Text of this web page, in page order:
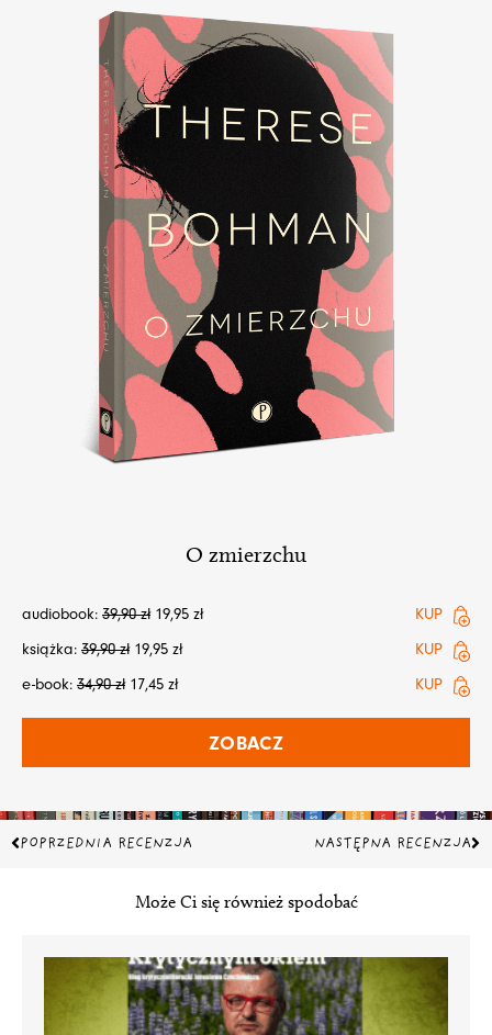
O zmierzchu
audiobook: 39,90zł 19,95 zł
KUP
książka: 39,90zł 19,95 zł
KUP
e-book: 34,90zł 17,45 zł KUP
ZOBACZ
Prev
POPRZEDNIA RECENZJA NASTĘPNA RECENZJA
Może Ci się również spodobać